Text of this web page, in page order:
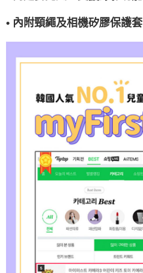
• 內附頸繩及相機矽膠保護套